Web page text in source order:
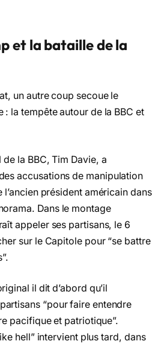
et la bataille de la
un autre coup secoue le
: la tempête autour de la BBC et
la BBC, Tim Davie, a
accusations de manipulation
l’ancien président américain dans
Dans le montage
appeler ses partisans, le 6
sur le Capitole pour “se battre
il dit d’abord qu’il
“pour faire entendre
pacifique et patriotique”.
hell” intervient plus tard, dans